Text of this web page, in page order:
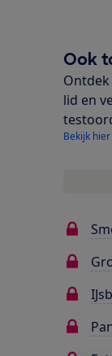
Ook
lid en
Bekijk